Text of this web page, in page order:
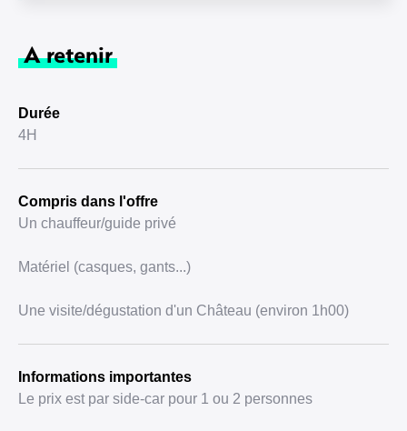
A retenir
Durée
4H
Compris dans l'offre
Un chauffeur/guide privé
Matériel (casques, gants...)
Une visite/dégustation d'un Château (environ 1h00)
Informations importantes
Le prix est par side-car pour 1 ou 2 personnes